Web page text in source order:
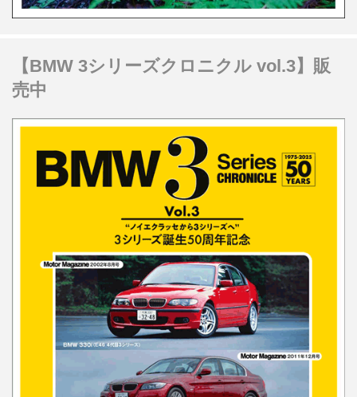
【BMW 3シリーズクロニクル vol.3】販
売中